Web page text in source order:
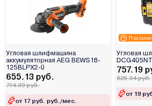
Угловая шлифмашина
аккумуляторная AEG BEWS18-
125BLPX2-0
655.13 руб.
714.09 руб.
от 17 руб. руб./мес.
Под
Угловая
DCG405NT
757.19
825.34 руб.
от 19